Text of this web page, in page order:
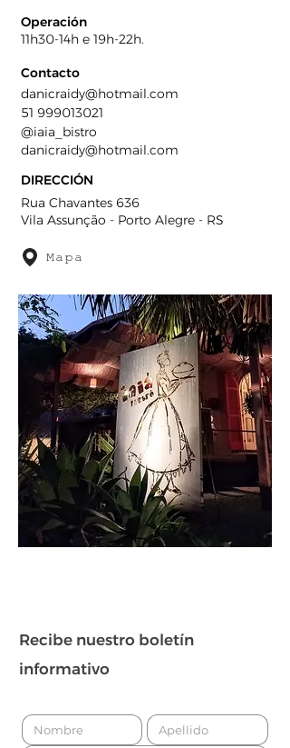
Operación
11h30-14h e 19h-22h.
Contacto
danicraidy@hotmail.com
51 999013021
@iaia_bistro
danicraidy@hotmail.com
DIRECCIÓN
Rua Chavantes 636
Vila Assunção - Porto Alegre - RS
Mapa
Recibe nuestro boletín
informativo